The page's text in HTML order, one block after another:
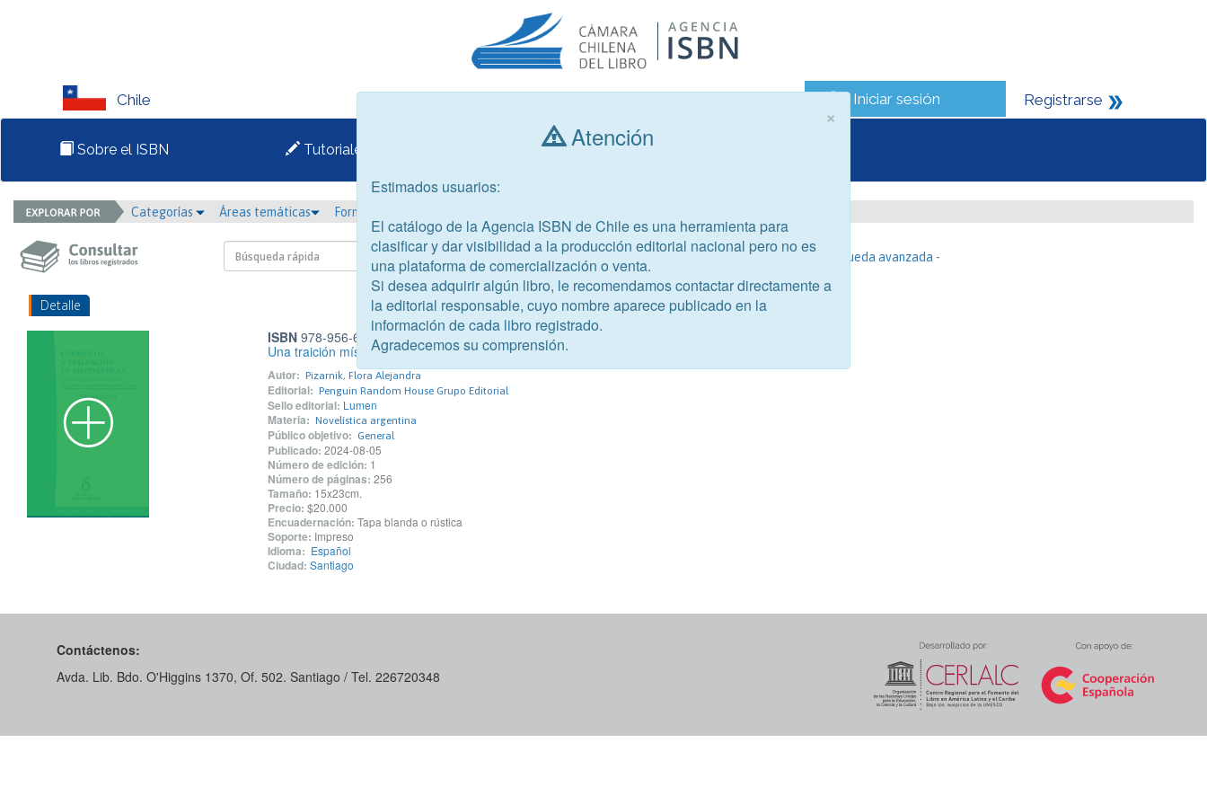
Chile Iniciar sesión Registrarse
Sobre el ISBN Tutoriales Consultar libros
Categorías Áreas temáticas Formato
- Búsqueda avanzada -
Detalle
ISBN978-956-6390-02-2
Una traición mística
Autor: Pizarnik, Flora Alejandra
Editorial: Penguin Random House Grupo Editorial
Sello editorial: Lumen
Materia: Novelística argentina
Público objetivo: General
Publicado: 2024-08-05
Número de edición: 1
Número de páginas: 256
Tamaño: 15x23cm.
Precio: $20.000
Encuadernación: Tapa blanda o rústica
Soporte: Impreso
Idioma: Español
Ciudad: Santiago
Contáctenos:
Avda. Lib. Bdo. O'Higgins 1370, Of. 502. Santiago / Tel. 226720348
×
Atención
Estimados usuarios:
El catálogo de la Agencia ISBN de Chile es una herramienta para
clasificar y dar visibilidad a la producción editorial nacional pero no es
una plataforma de comercialización o venta.
Si desea adquirir algún libro, le recomendamos contactar directamente a
la editorial responsable, cuyo nombre aparece publicado en la
información de cada libro registrado.
Agradecemos su comprensión.